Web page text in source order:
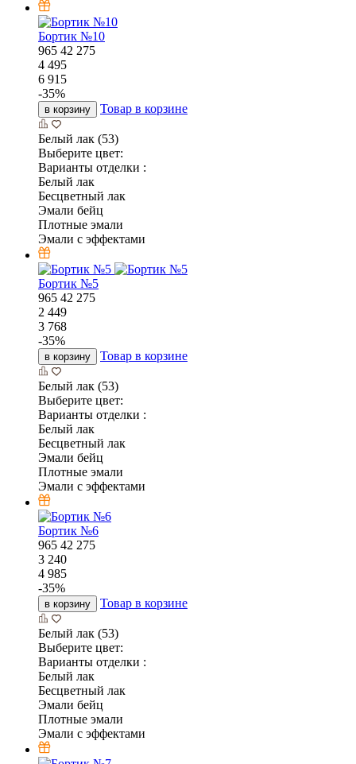
Бортик №10
965 42 275
4 495
6 915
-35%
в корзину Товар в корзине
Белый лак (53)
Выберите цвет:
Варианты отделки :
Белый лак
Бесцветный лак
Эмали бейц
Плотные эмали
Эмали с эффектами
Бортик №5
965 42 275
2 449
3 768
-35%
в корзину Товар в корзине
Белый лак (53)
Выберите цвет:
Варианты отделки :
Белый лак
Бесцветный лак
Эмали бейц
Плотные эмали
Эмали с эффектами
Бортик №6
965 42 275
3 240
4 985
-35%
в корзину Товар в корзине
Белый лак (53)
Выберите цвет:
Варианты отделки :
Белый лак
Бесцветный лак
Эмали бейц
Плотные эмали
Эмали с эффектами